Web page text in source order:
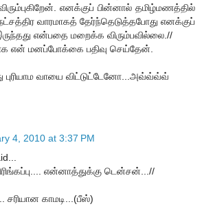
எனக்குப் பின்னால் தமிழ்மணத்தில்
வாரமாகத் தேர்ந்தெடுத்தபோது எனக்குப்
என்பதை மறைக்க விரும்பவில்லை.//
என் மனப்போக்கை பதிவு செய்தேன்.
புரியாம வாயை விட்டுட்டேனோ...அவ்வ்வ்வ்
4, 2010 at 3:37 PM
என்னாத்துக்கு டென்சன்...//
காமடி...(பீஸ்)